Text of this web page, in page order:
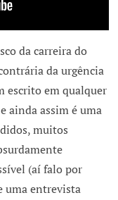
da carreira do
da urgência
escrito em qualquer
ainda assim é uma
muitos
(aí falo por
uma entrevista